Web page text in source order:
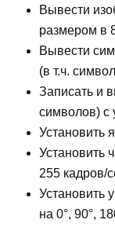
Вывести
размером в
Вывести
(в т.ч.
Записать и
символов) с
Установить
Установить
255 кадров/
Установить
на 0°, 90°,